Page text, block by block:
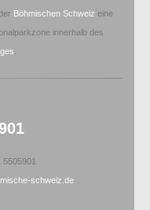
Böhmischen Schweiz eine
innerhalb des
5505901
schweiz.de